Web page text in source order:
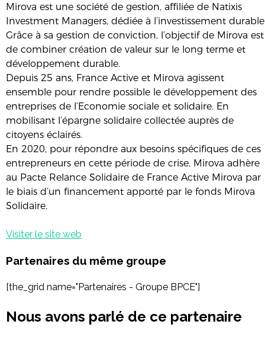
Mirova est une société de gestion, affiliée de Natixis
Investment Managers, dédiée à l’investissement
Grâce à sa gestion de conviction, l’objectif de Mirova est
de combiner création de valeur sur le long terme et
développement durable.
Depuis 25 ans, France Active et Mirova agissent
ensemble pour rendre possible le développement des
entreprises de l’Economie sociale et solidaire. En
mobilisant l’épargne solidaire collectée auprès de
citoyens éclairés.
En 2020, pour répondre aux besoins spécifiques de ces
entrepreneurs en cette période de crise, Mirova adhère
au Pacte Relance Solidaire de France Active Mirova par
le biais d’un financement apporté par le fonds Mirova
Solidaire.
Visiter le site web
Partenaires du même groupe
[the_grid name="Partenaires - Groupe BPCE"]
Nous avons parlé de ce partenaire